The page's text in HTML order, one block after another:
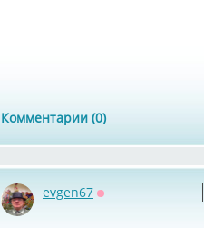
Комментарии (0)
evgen67